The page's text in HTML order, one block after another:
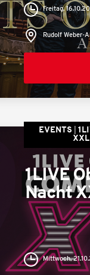
Freitag,
Rudolf Weber-
EVENTS
1LIVE
Nacht
Mittwoch,